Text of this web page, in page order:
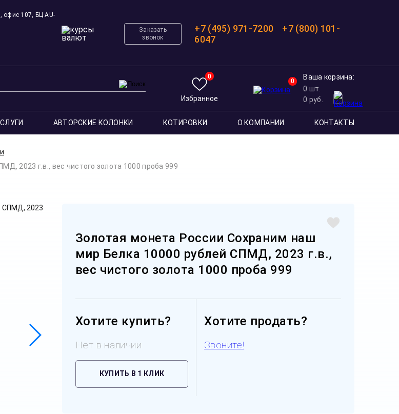
офис 107, БЦ AU-
Заказать
звонок
+7 (495) 971-7200
+7 (800) 101-
6047
0
Избранное
0
Ваша корзина:
0 шт.
0 руб.
АВТОРСКИЕ КОЛОНКИ КОТИРОВКИ О КОМПАНИИ КОНТАКТЫ
2023 г.в., вес чистого золота 1000 проба 999
Золотая монета России Сохраним наш
мир Белка 10000 рублей СПМД, 2023 г.в.,
вес чистого золота 1000 проба 999
Хотите купить?
Нет в наличии
КУПИТЬ В 1 КЛИК
Хотите продать?
Звоните!